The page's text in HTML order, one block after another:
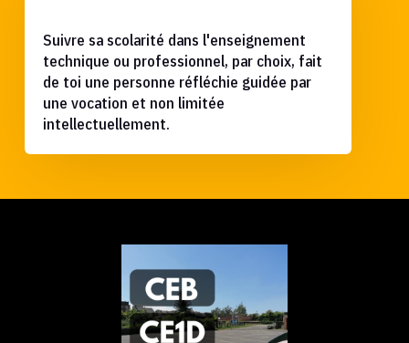
Suivre sa scolarité dans l'enseignement
technique ou professionnel, par choix, fait
de toi une personne réfléchie guidée par
une vocation et non limitée
intellectuellement.